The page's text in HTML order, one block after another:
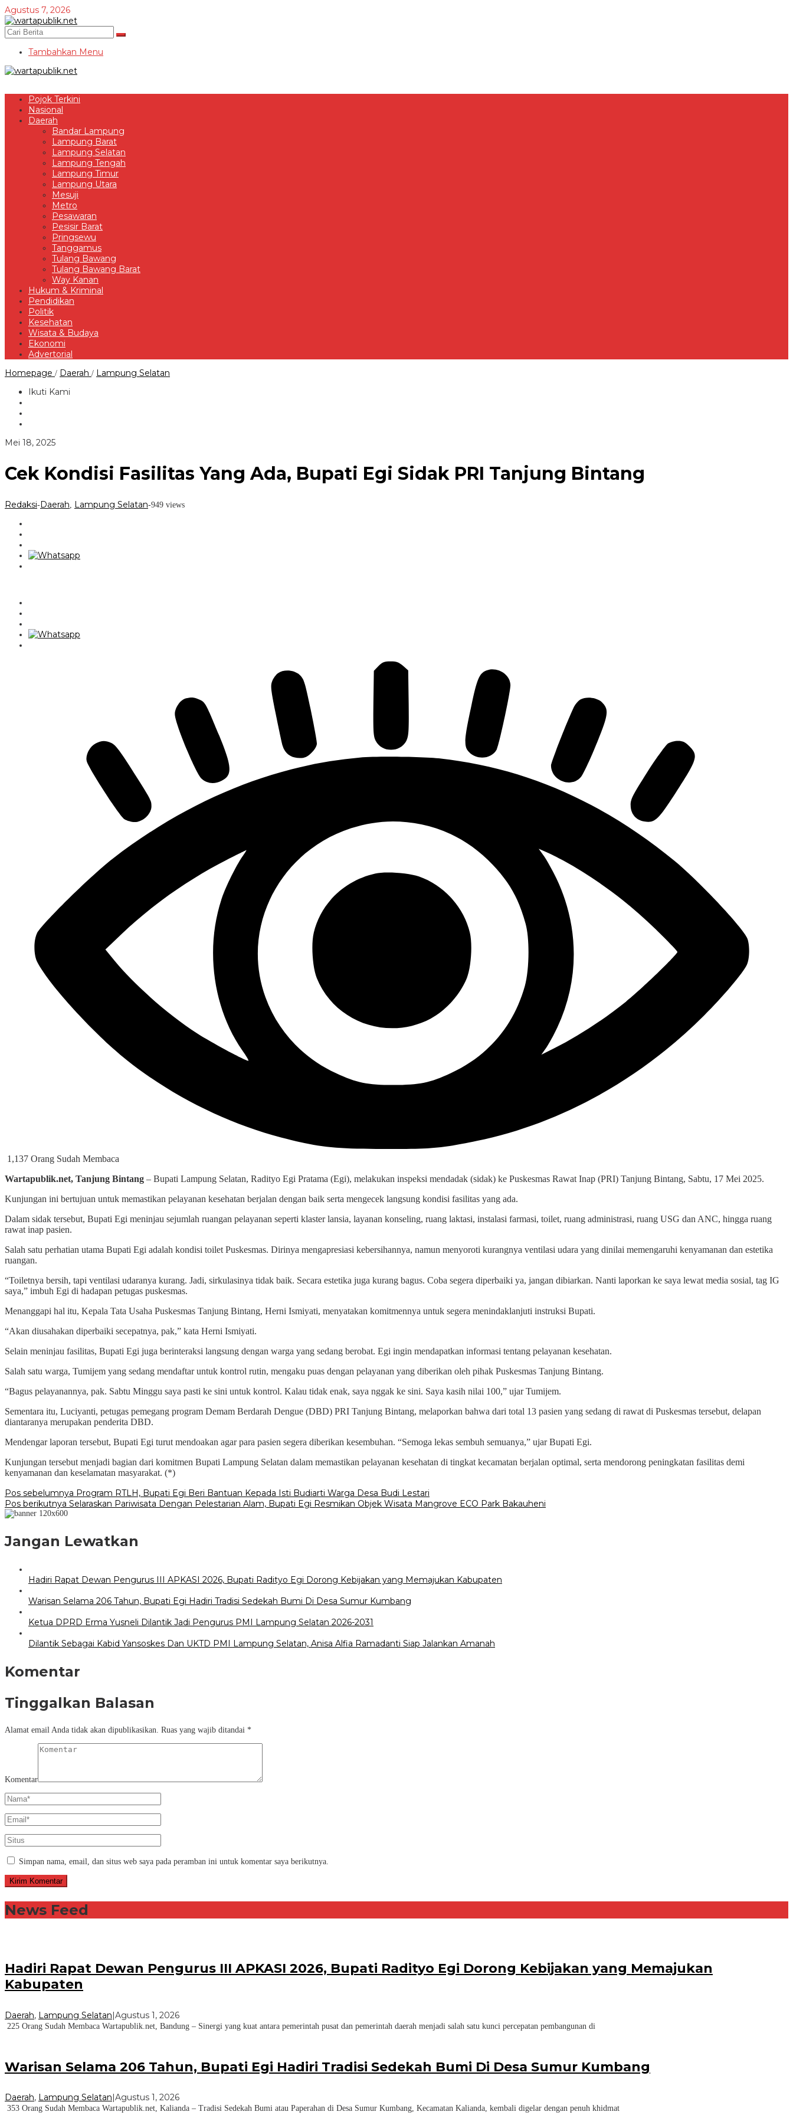
Lewati
ke
konten
Agustus 7, 2026
Tambahkan Menu
Pojok Terkini
Nasional
Daerah
Bandar Lampung
Lampung Barat
Lampung Selatan
Lampung Tengah
Lampung Timur
Lampung Utara
Mesuji
Metro
Pesawaran
Pesisir Barat
Pringsewu
Tanggamus
Tulang Bawang
Tulang Bawang Barat
Way Kanan
Hukum & Kriminal
Pendidikan
Politik
Kesehatan
Wisata & Budaya
Ekonomi
Advertorial
Homepage / Daerah / Lampung Selatan
Bintang
Ikuti Kami
Mei 18, 2025oleh
Cek Kondisi Fasilitas Yang Ada, Bupati Egi Sidak PRI Tanjung Bintang
Redaksi-Daerah Lampung Selatan-949 views
1,137 Orang Sudah Membaca
Wartapublik.net, Tanjung Bintang – Bupati Lampung Selatan, Radityo Egi Pratama (Egi), melakukan inspeksi mendadak (sidak) ke Puskesmas Rawat Inap (PRI) Tanjung Bintang, Sabtu, 17 Mei 2025.
Kunjungan ini bertujuan untuk memastikan pelayanan kesehatan berjalan dengan baik serta mengecek langsung kondisi fasilitas yang ada.
Dalam sidak tersebut, Bupati Egi meninjau sejumlah ruangan pelayanan seperti klaster lansia, layanan konseling, ruang laktasi, instalasi farmasi, toilet, ruang administrasi, ruang USG dan ANC, hingga ruang
rawat inap pasien.
Salah satu perhatian utama Bupati Egi adalah kondisi toilet Puskesmas. Dirinya mengapresiasi kebersihannya, namun menyoroti kurangnya ventilasi udara yang dinilai memengaruhi kenyamanan dan estetika
ruangan.
“Toiletnya bersih, tapi ventilasi udaranya kurang. Jadi, sirkulasinya tidak baik. Secara estetika juga kurang bagus. Coba segera diperbaiki ya, jangan dibiarkan. Nanti laporkan ke saya lewat media sosial, tag IG
saya,” imbuh Egi di hadapan petugas puskesmas.
Menanggapi hal itu, Kepala Tata Usaha Puskesmas Tanjung Bintang, Herni Ismiyati, menyatakan komitmennya untuk segera menindaklanjuti instruksi Bupati.
“Akan diusahakan diperbaiki secepatnya, pak,” kata Herni Ismiyati.
Selain meninjau fasilitas, Bupati Egi juga berinteraksi langsung dengan warga yang sedang berobat. Egi ingin mendapatkan informasi tentang pelayanan kesehatan.
Salah satu warga, Tumijem yang sedang mendaftar untuk kontrol rutin, mengaku puas dengan pelayanan yang diberikan oleh pihak Puskesmas Tanjung Bintang.
“Bagus pelayanannya, pak. Sabtu Minggu saya pasti ke sini untuk kontrol. Kalau tidak enak, saya nggak ke sini. Saya kasih nilai 100,” ujar Tumijem.
Sementara itu, Luciyanti, petugas pemegang program Demam Berdarah Dengue (DBD) PRI Tanjung Bintang, melaporkan bahwa dari total 13 pasien yang sedang di rawat di Puskesmas tersebut, delapan
diantaranya merupakan penderita DBD.
Mendengar laporan tersebut, Bupati Egi turut mendoakan agar para pasien segera diberikan kesembuhan. “Semoga lekas sembuh semuanya,” ujar Bupati Egi.
Kunjungan tersebut menjadi bagian dari komitmen Bupati Lampung Selatan dalam memastikan pelayanan kesehatan di tingkat kecamatan berjalan optimal, serta mendorong peningkatan fasilitas demi
kenyamanan dan keselamatan masyarakat. (*)
Navigasi
pos
Pos sebelumnya Program RTLH, Bupati Egi Beri Bantuan Kepada Isti Budiarti Warga Desa Budi Lestari
Pos berikutnya Selaraskan Pariwisata Dengan Pelestarian Alam, Bupati Egi Resmikan Objek Wisata Mangrove ECO Park Bakauheni
Jangan Lewatkan
Hadiri Rapat Dewan Pengurus III APKASI 2026, Bupati Radityo Egi Dorong Kebijakan yang Memajukan Kabupaten
Warisan Selama 206 Tahun, Bupati Egi Hadiri Tradisi Sedekah Bumi Di Desa Sumur Kumbang
Ketua DPRD Erma Yusneli Dilantik Jadi Pengurus PMI Lampung Selatan 2026-2031
Dilantik Sebagai Kabid Yansoskes Dan UKTD PMI Lampung Selatan, Anisa Alfia Ramadanti Siap Jalankan Amanah
Komentar
Tinggalkan Balasan
Alamat email Anda tidak akan dipublikasikan. Ruas yang wajib ditandai *
Komentar
Simpan nama, email, dan situs web saya pada peramban ini untuk komentar saya berikutnya.
News Feed
Hadiri Rapat Dewan Pengurus III APKASI 2026, Bupati Radityo Egi Dorong Kebijakan yang Memajukan
Kabupaten
Daerah, Lampung Selatan|Agustus 1, 2026
225 Orang Sudah Membaca Wartapublik.net, Bandung – Sinergi yang kuat antara pemerintah pusat dan pemerintah daerah menjadi salah satu kunci percepatan pembangunan di
Warisan Selama 206 Tahun, Bupati Egi Hadiri Tradisi Sedekah Bumi Di Desa Sumur Kumbang
Daerah, Lampung Selatan|Agustus 1, 2026
353 Orang Sudah Membaca Wartapublik.net, Kalianda – Tradisi Sedekah Bumi atau Paperahan di Desa Sumur Kumbang, Kecamatan Kalianda, kembali digelar dengan penuh khidmat